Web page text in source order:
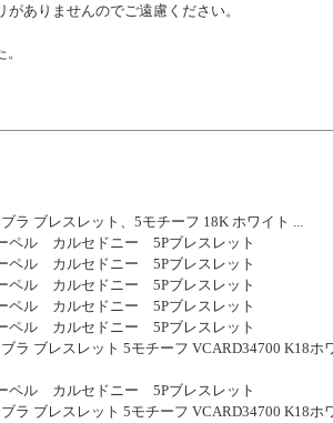
ありませんのでご遠慮ください。
ペル カルセドニー 5Pブレスレット
ペル カルセドニー 5Pブレスレット
ペル カルセドニー 5Pブレスレット
ペル カルセドニー 5Pブレスレット
ペル カルセドニー 5Pブレスレット
ペル カルセドニー 5Pブレスレット